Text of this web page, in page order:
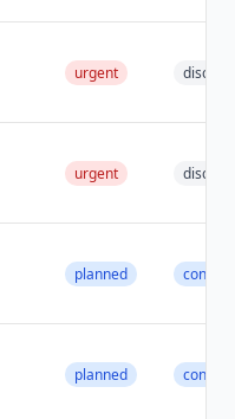
urgent
urgent
planned
planned